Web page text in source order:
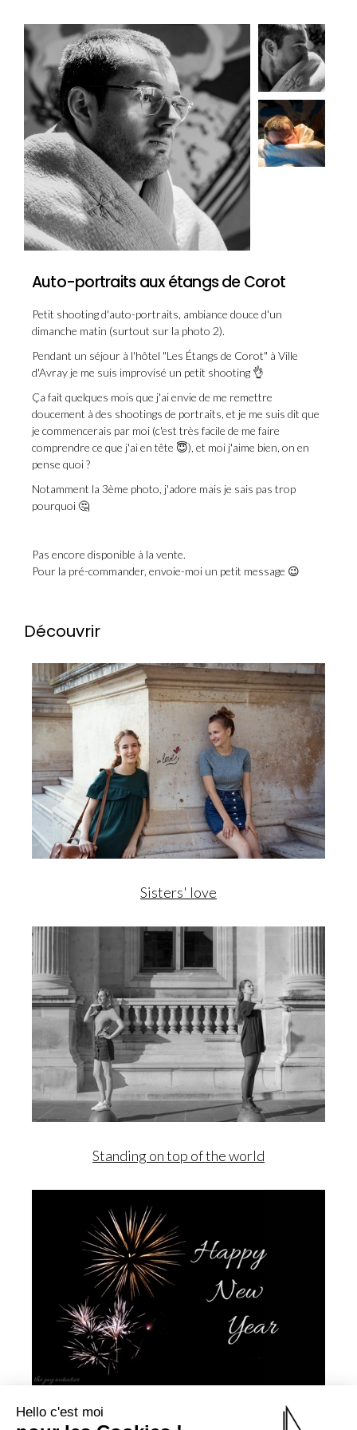
Auto-portraits aux étangs de Corot
Petit shooting d'auto-portraits, ambiance douce d'un
dimanche matin (surtout sur la photo 2).
Pendant un séjour à l'hôtel "Les Étangs de Corot" à Ville
d'Avray je me suis improvisé un petit shooting 👌
Ça fait quelques mois que j'ai envie de me remettre
doucement à des shootings de portraits, et je me suis dit que
je commencerais par moi (c'est très facile de me faire
comprendre ce que j'ai en tête 😇), et moi j'aime bien, on en
pense quoi ?
Notamment la 3ème photo, j'adore mais je sais pas trop
pourquoi 🤔
Pas encore disponible à la vente.
Pour la pré-commander, envoie-moi un petit message 😉
Découvrir
Sisters' love
Standing on top of the world
Hello c'est moi